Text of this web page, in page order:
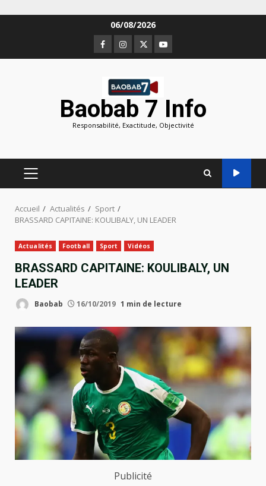
06/08/2026
Facebook
Instagram
TwitterYoutube
Baobab 7 Info
Responsabilité, Exactitude, Objectivité
MENU
PRINCIPAL
Accueil Actualités
Sport
BRASSARD CAPITAINE: KOULIBALY, UN LEADER
Actualités Football Sport Vidéos
BRASSARD CAPITAINE: KOULIBALY, UN
LEADER
Baobab 16/10/2019 1 min de lecture
Publicité